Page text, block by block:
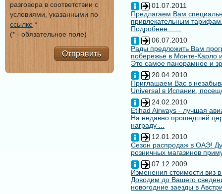
01.07.2011
Предлагаем Вам
привлекательным
Подробнее... ...
06.07.2010
Рады предложить Вам
побережье в Монте-Карло
Это самое панорамное и
20.04.2010
Приглашаем Вас в
Universal в Испании,
24.02.2010
Etihad Airways - лучшая
На недавно прошедшей
награду ...
12.01.2010
Сезон распродаж в ОАЭ!
розничных магазинов
07.12.2009
Изменения стоимости виз
Доводим до Вашего
новогодние заезды в
разговора в соответствии с
условиями, указанными по
ссылке *
(* - обязательное поле)
Отправить